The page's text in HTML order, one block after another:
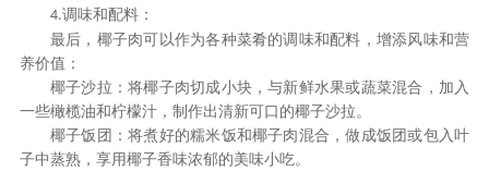
4.调味和配料：
最后，椰子肉可以作为各种菜肴的调味和配料，增添风味和营
养价值：
椰子沙拉：将椰子肉切成小块，与新鲜水果或蔬菜混合，加入
一些橄榄油和柠檬汁，制作出清新可口的椰子沙拉。
椰子饭团：将煮好的糯米饭和椰子肉混合，做成饭团或包入叶
子中蒸熟，享用椰子香味浓郁的美味小吃。